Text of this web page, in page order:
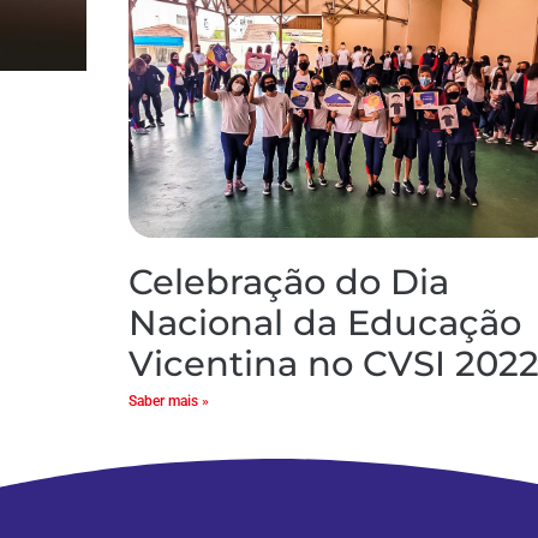
Celebração do Dia
Nacional da Educação
Vicentina no CVSI 2022
Saber mais »